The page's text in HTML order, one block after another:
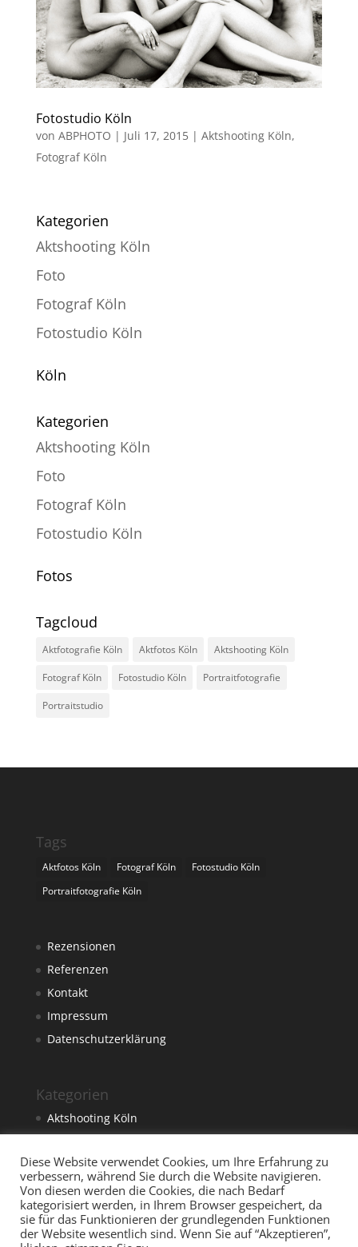
Fotostudio Köln
von ABPHOTO | Juli 17, 2015| Aktshooting Köln,
Fotograf Köln
Kategorien
Aktshooting Köln
Foto
Fotograf Köln
Fotostudio Köln
Köln
Kategorien
Aktshooting Köln
Foto
Fotograf Köln
Fotostudio Köln
Fotos
Tagcloud
Aktfotografie Köln Aktfotos Köln Aktshooting Köln
Fotograf Köln Fotostudio Köln Portraitfotografie
Portraitstudio
Tags
Aktfotos Köln Fotograf Köln
Fotostudio Köln
Portraitfotografie Köln
Rezensionen
Referenzen
Kontakt
Impressum
Datenschutzerklärung
Kategorien
Aktshooting Köln
Fotograf Köln
Fotostudio Köln
Diese Website verwendet Cookies, um Ihre Erfahrung zu
verbessern, während Sie durch die Website navigieren.
Von diesen werden die Cookies, die nach Bedarf
kategorisiert werden, in Ihrem Browser gespeichert, da
sie für das Funktionieren der grundlegenden Funktionen
der Website wesentlich sind. Wenn Sie auf “Akzeptieren”,